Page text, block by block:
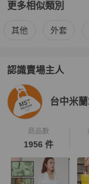
更多相似類別
更多Moncler女裝 相
其他 外套
認識賣場主人
PopChill 拍拍圈嚴
台中米
商品數
1956 件